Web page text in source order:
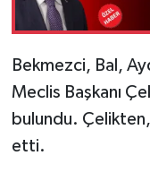
Bekmezci, Bal,
Meclis Başkanı
bulundu.
etti.